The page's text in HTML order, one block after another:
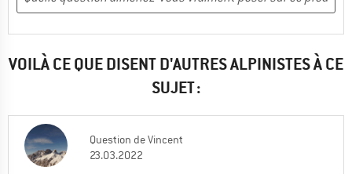
VOILÀ CE QUE DISENT D'AUTRES ALPINISTES À CE
SUJET :
Question deVincent
23.03.2022